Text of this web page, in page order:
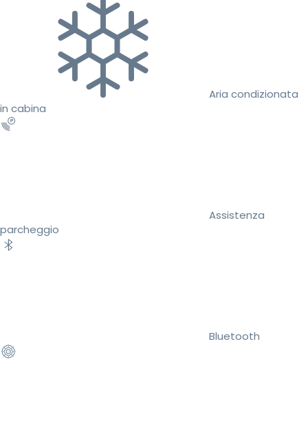
Aria condizionata
in cabina
Assistenza
parcheggio
Bluetooth